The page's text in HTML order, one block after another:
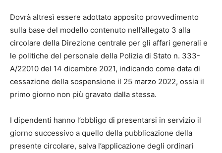
Dovrà altresì essere adottato apposito provvedimento
sulla base del modello contenuto nell’allegato 3 alla
circolare della Direzione centrale per gli affari generali e
le politiche del personale della Polizia di Stato n. 333-
A/22010 del 14 dicembre 2021, indicando come data di
cessazione della sospensione il 25 marzo 2022, ossia il
primo giorno non più gravato dalla stessa.
I dipendenti hanno l’obbligo di presentarsi in servizio il
giorno successivo a quello della pubblicazione della
presente circolare, salva l’applicazione degli ordinari